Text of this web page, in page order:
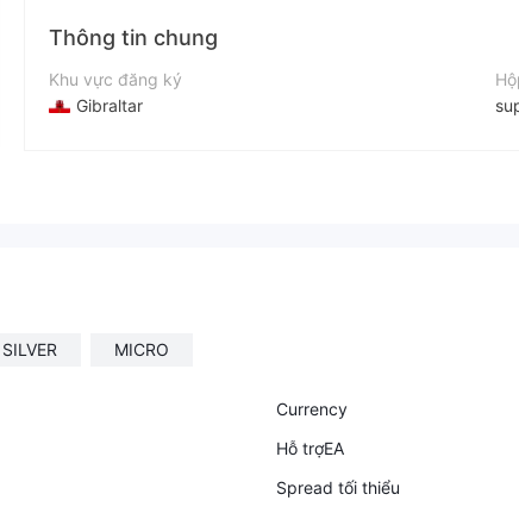
Thông tin chung
Khu vực đăng ký
Gibraltar
SILVER MICRO
Currency
Hỗ trợEA
Spread tối thiểu